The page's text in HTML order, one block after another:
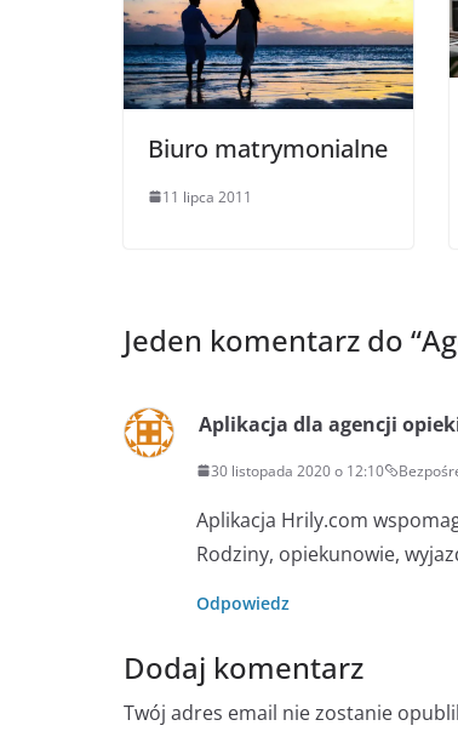
Biuro matrymonialne
11 lipca 2011
Jeden komentarz do “
Aplikacja dla agencji
30 listopada 2020 o 12:10
Aplikacja Hrily.com
Rodziny, opiekunowie,
Odpowiedz
Dodaj komentarz
Twój adres email nie zostanie